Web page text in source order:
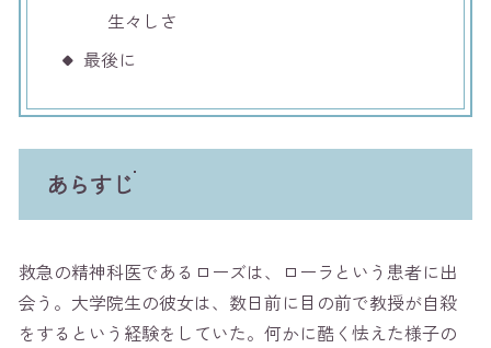
生々しさ
最後に
あらすじ
救急の精神科医であるローズは、ローラという患者に出
会う。大学院生の彼女は、数日前に目の前で教授が自殺
をするという経験をしていた。何かに酷く怯えた様子の